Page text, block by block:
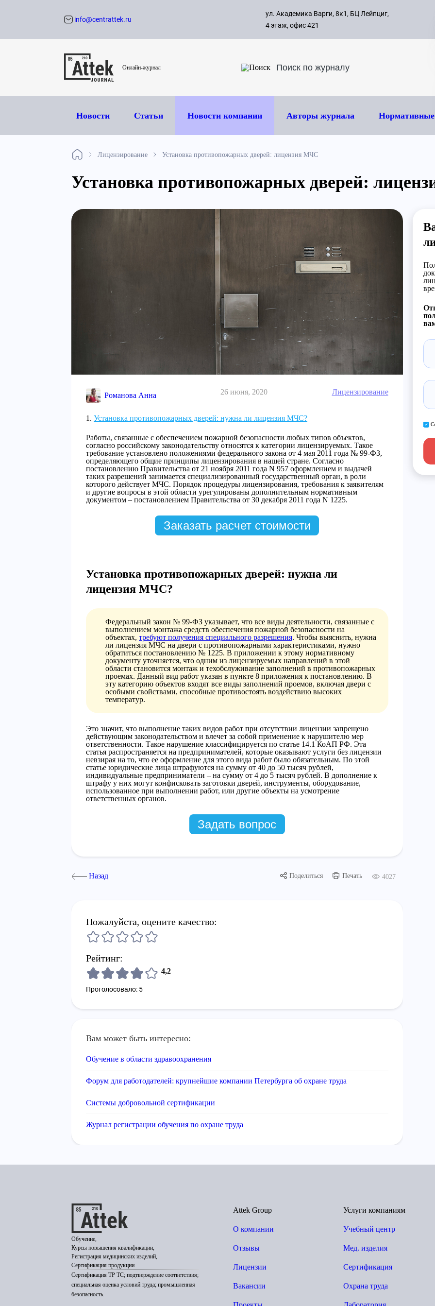
с 09:00
8 495
info@centrattek.ru
ул. Академика Варги, 8к1, БЦ Лейпциг,
4 этаж, офис 421
Онлайн-журнал
Новости Статьи Новости компании Авторы журнала
Лицензирование Установка противопожарных дверей: лицензия МЧС
Установка противопожарных дверей:
Романова Анна 26 июня, 2020 Лицензирование
Установка противопожарных дверей: нужна ли лицензия МЧС?
Работы, связанные с обеспечением пожарной безопасности любых типов объектов,
согласно российскому законодательству относятся к категории лицензируемых. Такое
требование установлено положениями федерального закона от 4 мая 2011 года № 99-ФЗ,
определяющего общие принципы лицензирования в нашей стране. Согласно
постановлению Правительства от 21 ноября 2011 года N 957 оформлением и выдачей
таких разрешений занимается специализированный государственный орган, в роли
которого действует МЧС. Порядок процедуры лицензирования, требования к заявителям
и другие вопросы в этой области урегулированы дополнительным нормативным
документом – постановлением Правительства от 30 декабря 2011 года N 1225.
Заказать расчет стоимости
Установка противопожарных дверей: нужна ли
лицензия МЧС?
Федеральный закон № 99-ФЗ указывает, что все виды деятельности, связанные с
выполнением монтажа средств обеспечения пожарной безопасности на
объектах, требуют получения специального разрешения. Чтобы выяснить, нужна
ли лицензия МЧС на двери с противопожарными характеристиками, нужно
обратиться постановлению № 1225. В приложении к этому нормативному
документу уточняется, что одним из лицензируемых направлений в этой
области становится монтаж и техобслуживание заполнений в противопожарных
проемах. Данный вид работ указан в пункте 8 приложения к постановлению. В
эту категорию объектов входят все виды заполнений проемов, включая двери с
особыми свойствами, способные противостоять воздействию высоких
температур.
Это значит, что выполнение таких видов работ при отсутствии лицензии запрещено
действующим законодательством и влечет за собой применение к нарушителю мер
ответственности. Такое нарушение классифицируется по статье 14.1 КоАП РФ. Эта
статья распространяется на предпринимателей, которые оказывают услуги без лицензии
невзирая на то, что ее оформление для этого вида работ было обязательным. По этой
статье юридические лица штрафуются на сумму от 40 до 50 тысяч рублей,
индивидуальные предприниматели – на сумму от 4 до 5 тысяч рублей. В дополнение к
штрафу у них могут конфисковать заготовки дверей, инструменты, оборудование,
использованное при выполнении работ, или другие объекты на усмотрение
ответственных органов.
Задать вопрос
Назад Поделиться Печать 4027
Пожалуйста, оцените качество:
Рейтинг:
4,2
Проголосовало: 5
Вам может быть интересно:
Обучение в области здравоохранения
Форум для работодателей: крупнейшие компании Петербурга об охране труда
Системы добровольной сертификации
Журнал регистрации обучения по охране труда
Обучение,
Курсы повышения квалификации,
Регистрация медицинских изделий,
Сертификация продукции
Сертификация ТР ТС; подтверждение соответствия;
специальная оценка условий труда; промышленная
безопасность.
Attek Group
О компании
Отзывы
Лицензии
Вакансии
Услуги компаниям
Учебный центр
Мед. изделия
Сертификация
Охрана труда